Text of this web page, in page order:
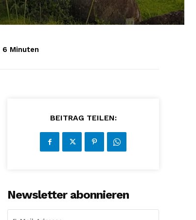
6 Minuten
BEITRAG TEILEN:
Newsletter abonnieren